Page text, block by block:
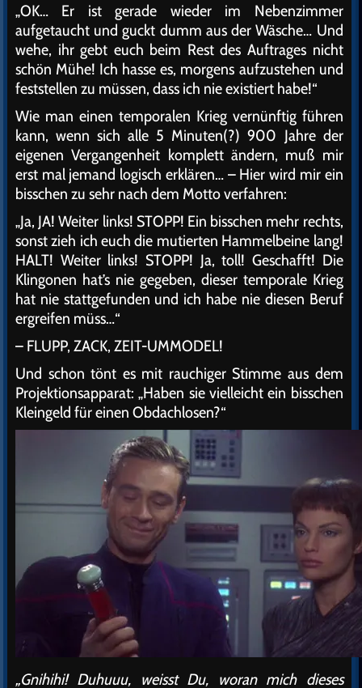
„OK… Er ist gerade wieder im Nebenzimmer
aufgetaucht und guckt dumm aus der Wäsche… Und
wehe, ihr gebt euch beim Rest des Auftrages nicht
schön Mühe! Ich hasse es, morgens aufzustehen und
feststellen zu müssen, dass ich nie existiert habe!“
Wie man einen temporalen Krieg vernünftig führen
kann, wenn sich alle 5 Minuten(?) 900 Jahre der
eigenen Vergangenheit komplett ändern, muß mir
erst mal jemand logisch erklären… – Hier wird mir ein
bisschen zu sehr nach dem Motto verfahren:
„Ja, JA! Weiter links! STOPP! Ein bisschen mehr rechts,
sonst zieh ich euch die mutierten Hammelbeine lang!
HALT! Weiter links! STOPP! Ja, toll! Geschafft! Die
Klingonen hat’s nie gegeben, dieser temporale Krieg
hat nie stattgefunden und ich habe nie diesen Beruf
ergreifen müss…“
– FLUPP, ZACK, ZEIT-UMMODEL!
Und schon tönt es mit rauchiger Stimme aus dem
Projektionsapparat: „Haben sie vielleicht ein bisschen
Kleingeld für einen Obdachlosen?“
„Gnihihi! Duhuuu, weisst Du, woran mich dieses